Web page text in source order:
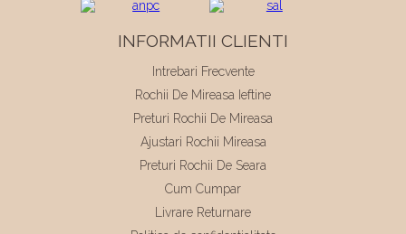
INFORMATII CLIENTI
Intrebari Frecvente
Rochii De Mireasa Ieftine
Preturi Rochii De Mireasa
Ajustari Rochii Mireasa
Preturi Rochii De Seara
Cum Cumpar
Livrare Returnare